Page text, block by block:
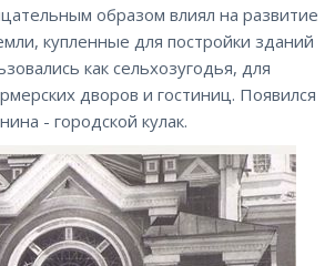
образом влиял на развитие
купленные для постройки зданий
как сельхозугодья, для
дворов и гостиниц. Появился
- городской кулак.